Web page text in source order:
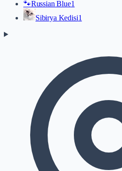
🐾Russian Blue1
Sibirya Kedisi1